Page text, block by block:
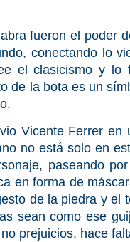
fueron el poder
conectando lo
el clasicismo y
de la bota es un
Vicente Ferreren
no está solo en
paseando
en forma de
de la piedra y el
sean como ese
prejuicios, hace